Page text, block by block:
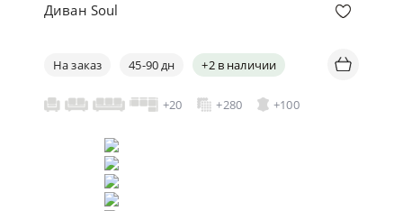
Диван Soul
На заказ 45-90 дн +2 в наличии
+20 +280 +100